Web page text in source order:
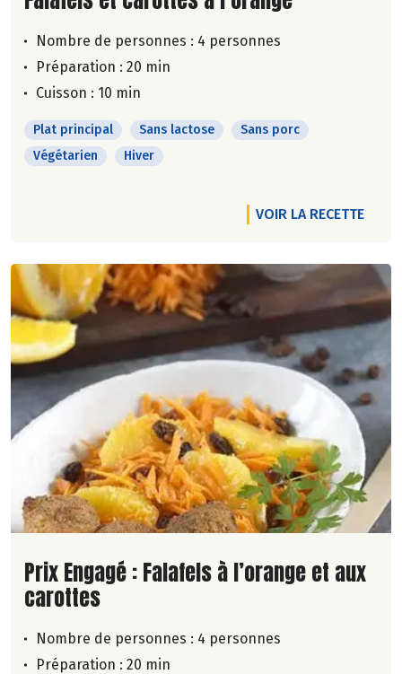
Nombre de personnes : 4 personnes
Préparation : 20 min
Cuisson : 10 min
Plat principal Sans lactose
Sans porc
Végétarien
Hiver
VOIR LA RECETTE
Lire la suite de la recette
Prix Engagé : Falafels à l’orange et aux
carottes
Nombre de personnes : 4 personnes
Préparation : 20 min